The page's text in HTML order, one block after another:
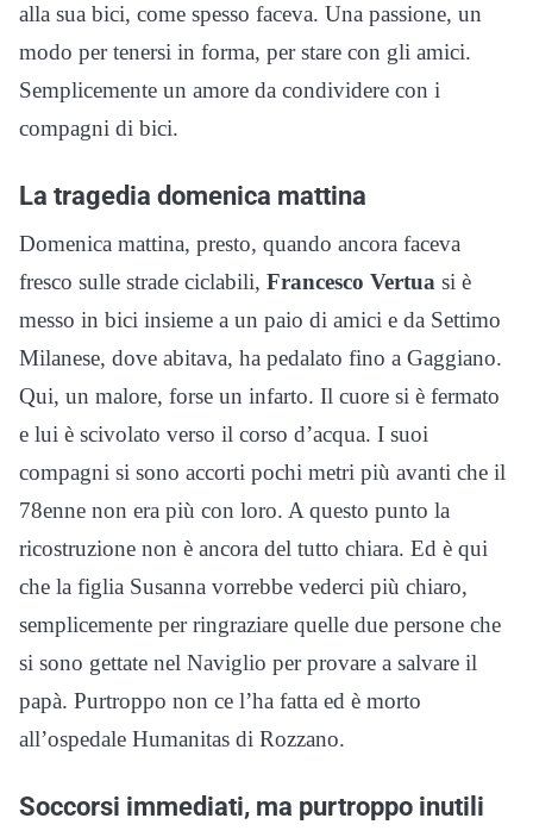
alla sua bici, come spesso faceva. Una passione, un
modo per tenersi in forma, per stare con gli amici.
Semplicemente un amore da condividere con i
compagni di bici.
La tragedia domenica mattina
Domenica mattina, presto, quando ancora faceva
fresco sulle strade ciclabili, Francesco Vertua si è
messo in bici insieme a un paio di amici e da Settimo
Milanese, dove abitava, ha pedalato fino a Gaggiano.
Qui, un malore, forse un infarto. Il cuore si è fermato
e lui è scivolato verso il corso d’acqua. I suoi
compagni si sono accorti pochi metri più avanti che il
78enne non era più con loro. A questo punto la
ricostruzione non è ancora del tutto chiara. Ed è qui
che la figlia Susanna vorrebbe vederci più chiaro,
semplicemente per ringraziare quelle due persone che
si sono gettate nel Naviglio per provare a salvare il
papà. Purtroppo non ce l’ha fatta ed è morto
all’ospedale Humanitas di Rozzano.
Soccorsi immediati, ma purtroppo inutili